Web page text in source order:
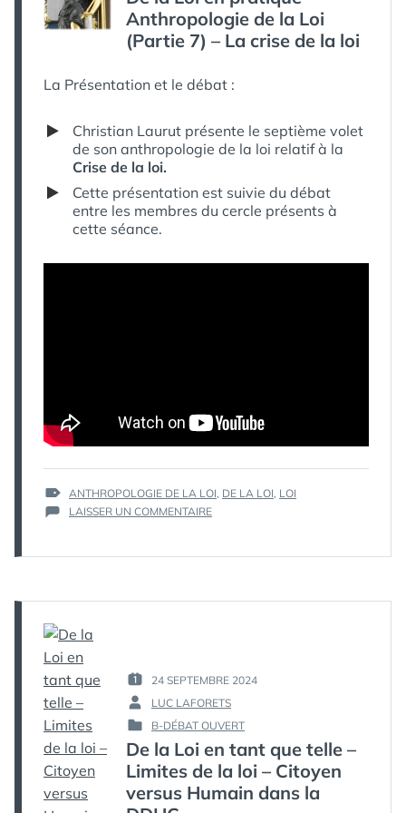
(PARTIE
LÉGISLATIVE
Anthropologie de la Loi
(Partie 7) – La crise de la loi
La Présentation et le débat :
Christian Laurut présente le septième volet
de son anthropologie de la loi relatif à la
Crise de la loi.
Cette présentation est suivie du débat
entre les membres du cercle présents à
cette séance.
ÉTIQUETTES :
ANTHROPOLOGIE DE LA LOI, DE LA LOI, LOI
LAISSER UN COMMENTAIRESUR
LOI
LOI
(PARTIE
–
LA
CRISE
LA
PUBLIÉ
LE :
24 SEPTEMBRE 2024
PAR :
LUC LAFORETS
PUBLIÉ
DANS
B-DÉBAT OUVERT
De la Loi en tant que telle –
Limites de la loi – Citoyen
versus Humain dans la